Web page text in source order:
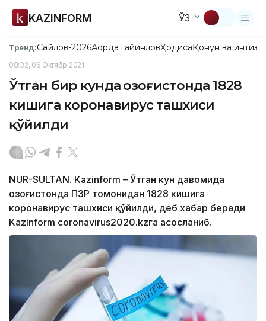
KAZINFORM ЎЗ
Тренд:Сайлов-2026АқордаТайинловҲодисаҚонун ва
08:32, 06 Октябр 2021
Ўтган бир кунда Қозоғистонда 1828
кишига коронавирус ташхиси
қўйилди
NUR-SULTAN. Kazinform – Ўтган кун давомида
Қозоғистонда ПЗР томонидан 1828 кишига
коронавирус ташхиси қўйилди, деб хабар беради
Kazinform coronavirus2020.kzга асосланиб.